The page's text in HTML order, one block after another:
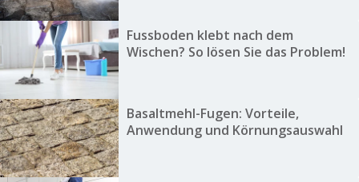
Fussboden klebt nach dem
Wischen? So lösen Sie das Problem!
Basaltmehl-Fugen: Vorteile,
Anwendung und Körnungsauswahl